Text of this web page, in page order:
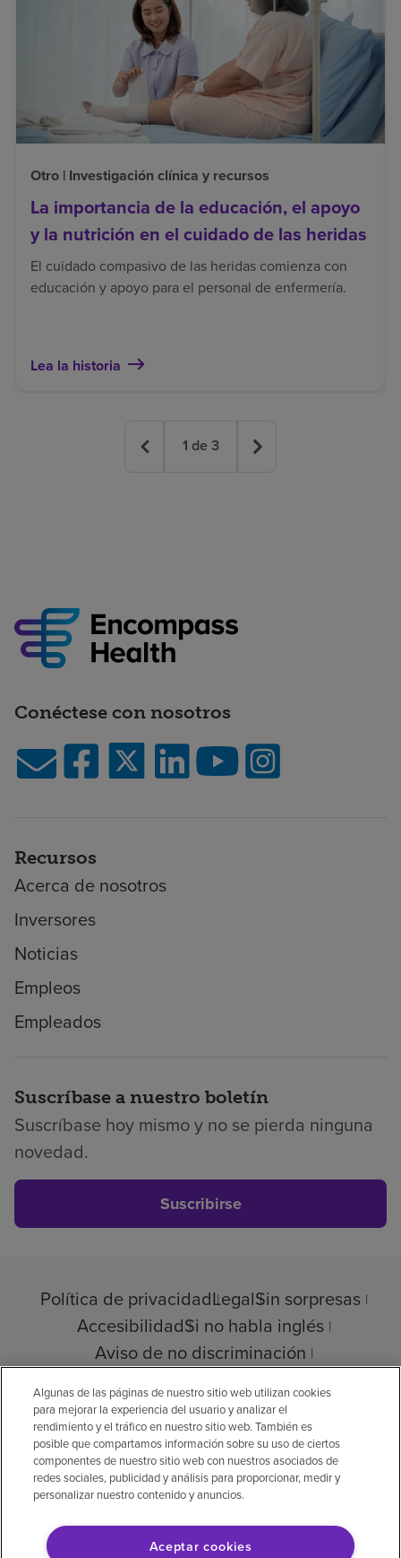
Otro | Investigación clínica y recursos
La importancia de la educación, el apoyo
y la nutrición en el cuidado de las heridas
El cuidado compasivo de las heridas comienza con
educación y apoyo para el personal de enfermería.
Lea la historia
1 de 3
Conéctese con nosotros
Recursos
Acerca de nosotros
Inversores
Noticias
Empleos
Empleados
Suscríbase a nuestro boletín
Suscríbase hoy mismo y no se pierda ninguna
novedad.
Suscribirse
Política de privacidadLegalSin sorpresas
AccesibilidadSi no habla inglés
Aviso de no discriminación
© 2026 Encompass Health Corporation
Preferencias de cookies
Algunas de las páginas de nuestro sitio web utilizan cookies
para mejorar la experiencia del usuario y analizar el
rendimiento y el tráfico en nuestro sitio web. También es
posible que compartamos información sobre su uso de ciertos
componentes de nuestro sitio web con nuestros asociados de
redes sociales, publicidad y análisis para proporcionar, medir y
personalizar nuestro contenido y anuncios.
Aceptar cookies